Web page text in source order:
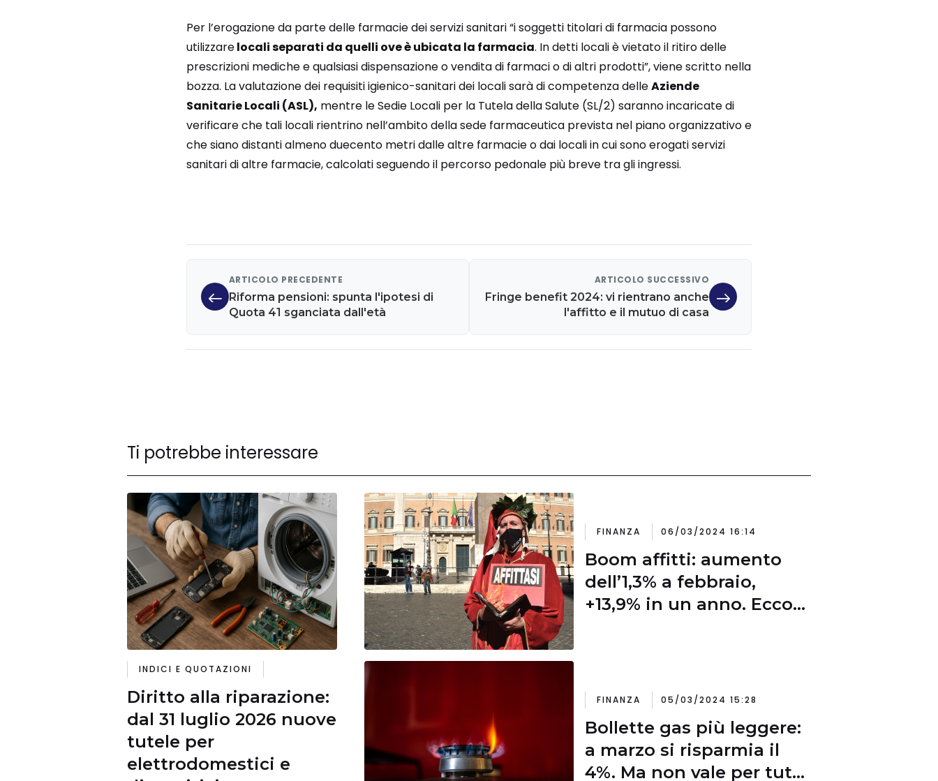
Per l’erogazione da parte delle farmacie dei servizi sanitari “i soggetti titolari di farmacia possono
utilizzarelocali separati da quelli ove è ubicata la farmacia. In detti locali è vietato il ritiro delle
prescrizioni mediche e qualsiasi dispensazione o vendita di farmaci o di altri prodotti”, viene scritto nella
bozza. La valutazione dei requisiti igienico-sanitari dei locali sarà di competenza delleAziende
Sanitarie Locali (ASL), mentre le Sedie Locali per la Tutela della Salute (SL/2) saranno incaricate di
verificare che tali locali rientrino nell’ambito della sede farmaceutica prevista nel piano organizzativo e
che siano distanti almeno duecento metri dalle altre farmacie o dai locali in cui sono erogati servizi
sanitari di altre farmacie, calcolati seguendo il percorso pedonale più breve tra gli ingressi.
ARTICOLO PRECEDENTE
Riforma pensioni: spunta l'ipotesi di
Quota 41 sganciata dall'età
ARTICOLO SUCCESSIVO
Fringe benefit 2024: vi rientrano anche
l'affitto e il mutuo di casa
Ti potrebbe interessare
INDICI E QUOTAZIONI
Diritto alla riparazione:
dal 31 luglio 2026 nuove
tutele per
elettrodomestici e
FINANZA 06/03/2024 16:14
Boom affitti: aumento
dell’1,3% a febbraio,
+13,9% in un anno. Ecco
FINANZA 05/03/2024 15:28
Bollette gas più leggere:
a marzo si risparmia il
4%. Ma non vale per tutti